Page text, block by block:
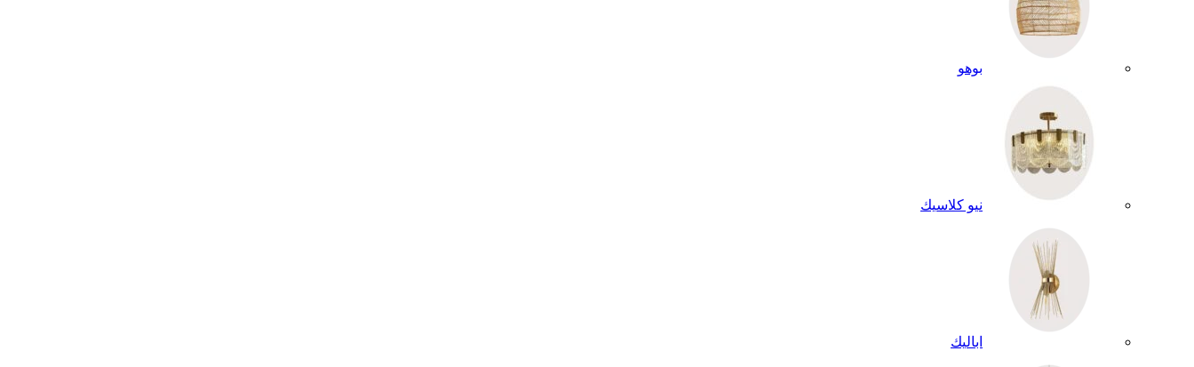
بوهو
نيو كلاسيك
اباليك